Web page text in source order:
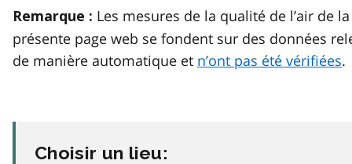
Remarque : Les mesures de la qualité de l’air de la
présente page web se fondent sur des données
de manière automatique et n’ont pas été vérifiées.
Choisir un lieu: